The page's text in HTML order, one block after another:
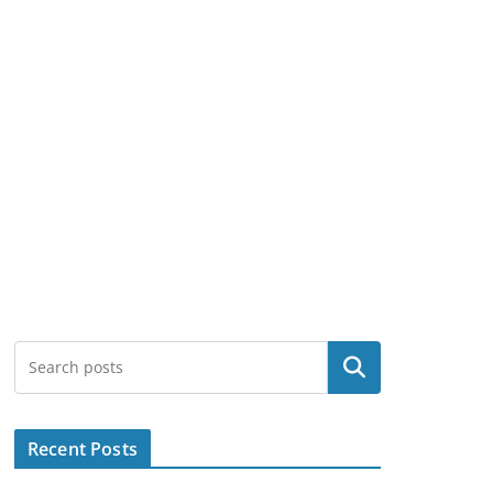
Search
Recent Posts